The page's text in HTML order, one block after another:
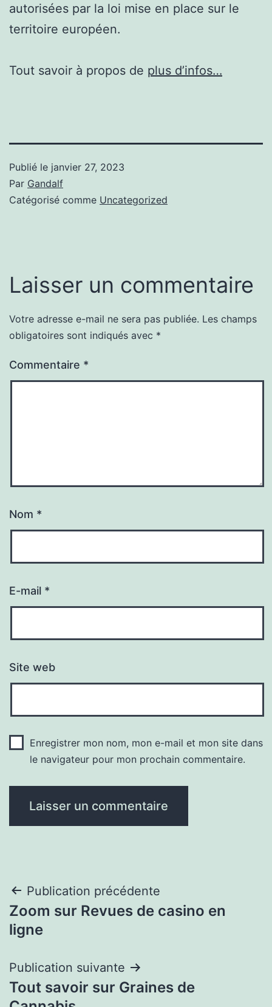
autorisées par la loi mise en place sur le
territoire européen.
Tout savoir à propos de plus d’infos…
Publié le janvier 27, 2023
Par Gandalf
Catégorisé comme Uncategorized
Laisser un commentaire
Votre adresse e-mail ne sera pas publiée. Les champs
obligatoires sont indiqués avec *
Commentaire *
Nom *
E-mail *
Site web
Enregistrer mon nom, mon e-mail et mon site dans
le navigateur pour mon prochain commentaire.
Navigation
de
Publication précédente
Zoom sur Revues de casino en
ligne
Publication suivante
Tout savoir sur Graines de